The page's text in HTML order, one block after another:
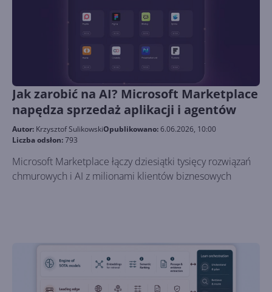
Jak zarobić na AI? Microsoft Marketplace
napędza sprzedaż aplikacji i agentów
Autor: Krzysztof SulikowskiOpublikowano:6.06.2026, 10:00
Liczba odsłon:793
Microsoft Marketplace łączy dziesiątki tysięcy rozwiązań
chmurowych i AI z milionami klientów biznesowych